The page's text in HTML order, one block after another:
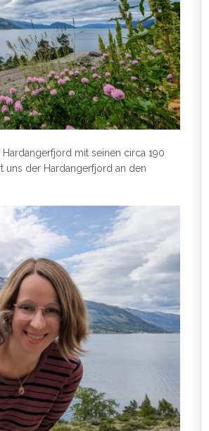
mit seinen circa 190
uns der Hardangerfjord an den